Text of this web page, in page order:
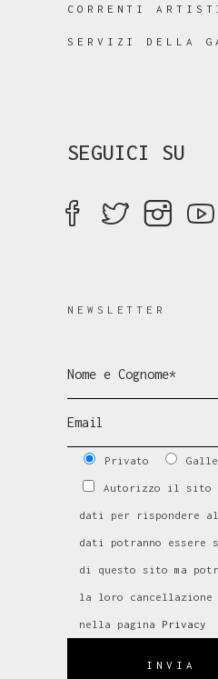
CORRENTI
SERVIZI DELLA
SEGUICI SU
NEWSLETTER
Privato
Autorizzo il sito
dati per rispondere
dati potranno
di questo sito ma
la loro cancellazione
nella pagina Privacy
INVIA